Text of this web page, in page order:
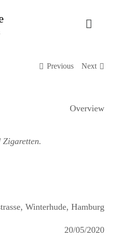
Toggle
Previous Next
Overview
Winterhude, Hamburg
20/05/2020